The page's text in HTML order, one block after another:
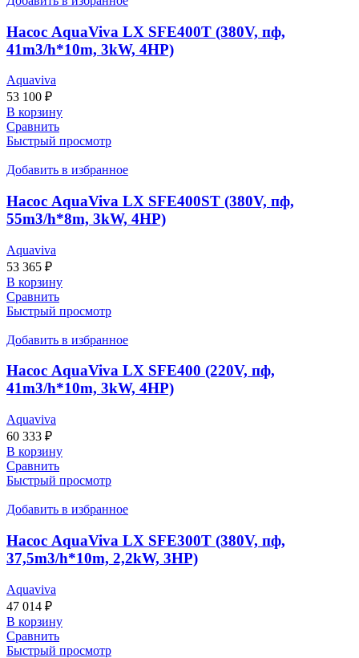
Насос AquaViva LX SFE400T (380V, пф,
41m3/h*10m, 3kW, 4HP)
Aquaviva
53 100 ₽
В корзину
Сравнить
Быстрый просмотр
Добавить в избранное
Насос AquaViva LX SFE400ST (380V, пф,
55m3/h*8m, 3kW, 4HP)
Aquaviva
53 365 ₽
В корзину
Сравнить
Быстрый просмотр
Добавить в избранное
Насос AquaViva LX SFE400 (220V, пф,
41m3/h*10m, 3kW, 4HP)
Aquaviva
60 333 ₽
В корзину
Сравнить
Быстрый просмотр
Добавить в избранное
Насос AquaViva LX SFE300T (380V, пф,
37,5m3/h*10m, 2,2kW, 3HP)
Aquaviva
47 014 ₽
В корзину
Сравнить
Быстрый просмотр